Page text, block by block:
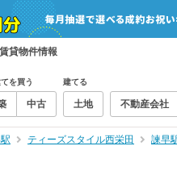
貸物件情報
を買う
中古
建てる
土地 不動産会社
ティーズスタイル西栄田 諫早